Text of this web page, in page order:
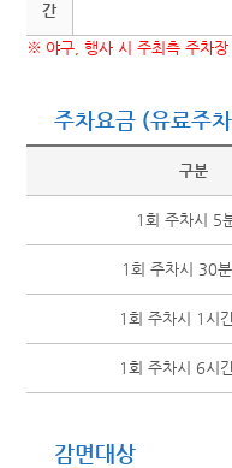
간
※ 야구, 행사 시 주최측 주차
주차요금 (유료주
구분
1회 주차시 5
1회 주차시 30
1회 주차시 1시
1회 주차시 6시
감면대상